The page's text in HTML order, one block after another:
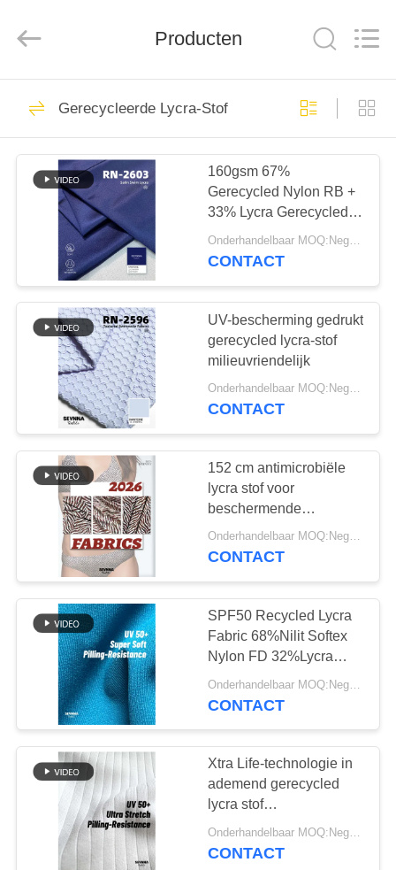
HUIS
PRODUCTEN
SHOW
ONGEVEER
ONS
FABRIEKSREIS
KWALITEITSCONTROLE
CONTACTEER
NIEUWS
GEVALLEN
SITEMAP
PRIVACY
POLICY
Rights
Gerecycleerde
Swimwear-Stof
313
Gerecycleerde
Nylon Stof
150
gerecycled
polyester weefsel
117
Gerecycleerde
Lycra-Stof
72
Producten
Gerecycleerde Lycra-Stof
160gsm 67%
Gerecycled Nylon RB +
33% Lycra Gerecycled
Lycra Stof RN-2603
Onderhandelbaar MOQ:Negotiable
CONTACT
UV-bescherming gedrukt
gerecycled lycra-stof
milieuvriendelijk
Onderhandelbaar MOQ:Negotiable
CONTACT
152 cm antimicrobiële
lycra stof voor
beschermende
onderkleding
Onderhandelbaar MOQ:Negotiable
CONTACT
SPF50 Recycled Lycra
Fabric 68%Nilit Softex
Nylon FD 32%Lycra
materiaal voor
milieuvriendelijke
CONTACT
Xtra Life-technologie in
ademend gerecycled
lycra stof
milieuvriendelijk en
duurzaam
Onderhandelbaar MOQ:Negotiable
CONTACT